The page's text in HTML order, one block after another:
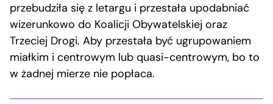
przebudziła się z letargu i przestała upodabniać
wizerunkowo do Koalicji Obywatelskiej oraz
Trzeciej Drogi. Aby przestała być ugrupowaniem
miałkim i centrowym lub quasi-centrowym, bo to
w żadnej mierze nie popłaca.